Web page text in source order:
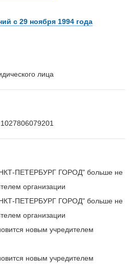
с 29 ноября 1994 года
лица
ПЕТЕРБУРГ ГОРОД" больше не
организации
ПЕТЕРБУРГ ГОРОД" больше не
организации
новым учредителем
новым учредителем